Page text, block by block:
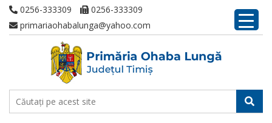
0256-333309
0256-333309
primariaohabalunga@yahoo.com